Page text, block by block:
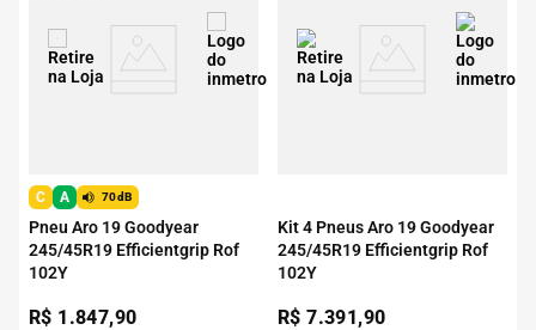
C A 70dB
Pneu Aro 19 Goodyear
245/45R19 Efficientgrip Rof
102Y
R$ 1.847,90
Kit 4 Pneus Aro 19 Goodyear
245/45R19 Efficientgrip Rof
102Y
R$7.391,90